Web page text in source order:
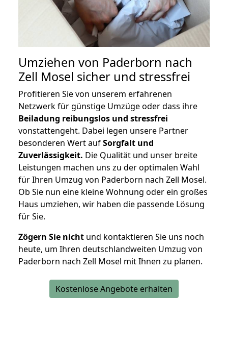
Umziehen von Paderborn nach
Zell Mosel sicher und stressfrei
Profitieren Sie von unserem erfahrenen
Netzwerk für günstige Umzüge oder dass ihre
Beiladung reibungslos und stressfrei
vonstattengeht. Dabei legen unsere Partner
besonderen Wert aufSorgfalt und
Zuverlässigkeit. Die Qualität und unser breite
Leistungen machen uns zu der optimalen Wahl
für Ihren Umzug von Paderborn nach Zell Mosel.
Ob Sie nun eine kleine Wohnung oder ein großes
Haus umziehen, wir haben die passende Lösung
für Sie.
Zögern Sie nicht und kontaktieren Sie uns noch
heute, um Ihren deutschlandweiten Umzug von
Paderborn nach Zell Mosel mit Ihnen zu planen.
Kostenlose Angebote erhalten